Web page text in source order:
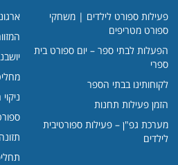
פעילות ספורט לילדים | משחקי
ספורט מטריפים
הפעלות לבתי ספר – יום ספורט בית
ספרי
לקוחותינו בבתי הספר
הזמן פעילות תחנות
מערכת גפ"ן – פעילות ספורטיבית
לילדים